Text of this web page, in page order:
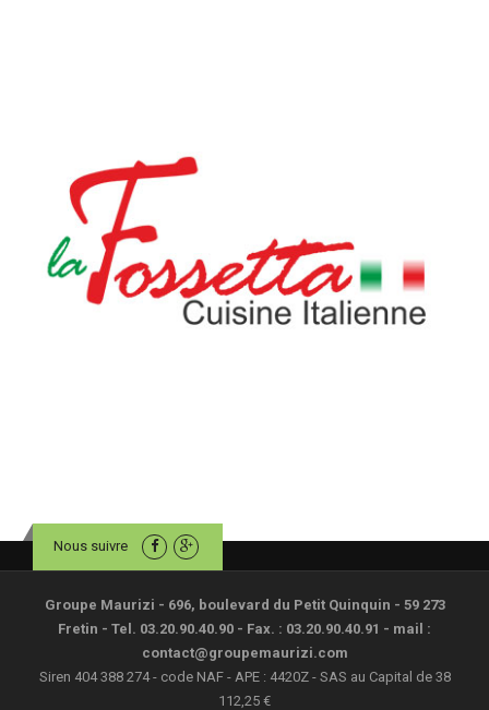
Nous suivre
Groupe Maurizi - 696, boulevard du Petit Quinquin - 59 273
Fretin - Tel. 03.20.90.40.90 - Fax. : 03.20.90.40.91 - mail :
contact@groupemaurizi.com
Siren 404 388 274 - code NAF - APE : 4420Z - SAS au Capital de 38
112,25 €